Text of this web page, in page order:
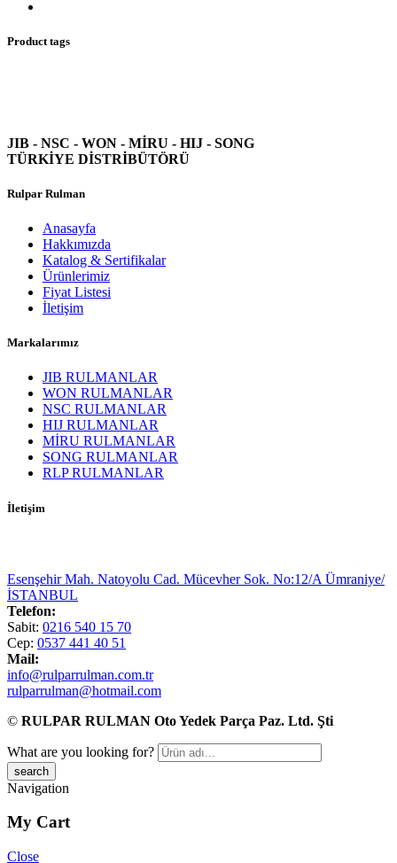
Product tags
JIB - NSC - WON - MİRU - HIJ - SONG
TÜRKİYE DİSTRİBÜTÖRÜ
Rulpar Rulman
Anasayfa
Hakkımızda
Katalog & Sertifikalar
Ürünlerimiz
Fiyat Listesi
İletişim
Markalarımız
JIB RULMANLAR
WON RULMANLAR
NSC RULMANLAR
HIJ RULMANLAR
MİRU RULMANLAR
SONG RULMANLAR
RLP RULMANLAR
İletişim
Esenşehir Mah. Natoyolu Cad. Mücevher Sok. No:12/A Ümraniye/
İSTANBUL
Telefon:
Sabit: 0216 540 15 70
Cep: 0537 441 40 51
Mail:
info@rulparrulman.com.tr
rulparrulman@hotmail.com
© RULPAR RULMAN Oto Yedek Parça Paz. Ltd. Şti
What are you looking for?
Navigation
My Cart
Close